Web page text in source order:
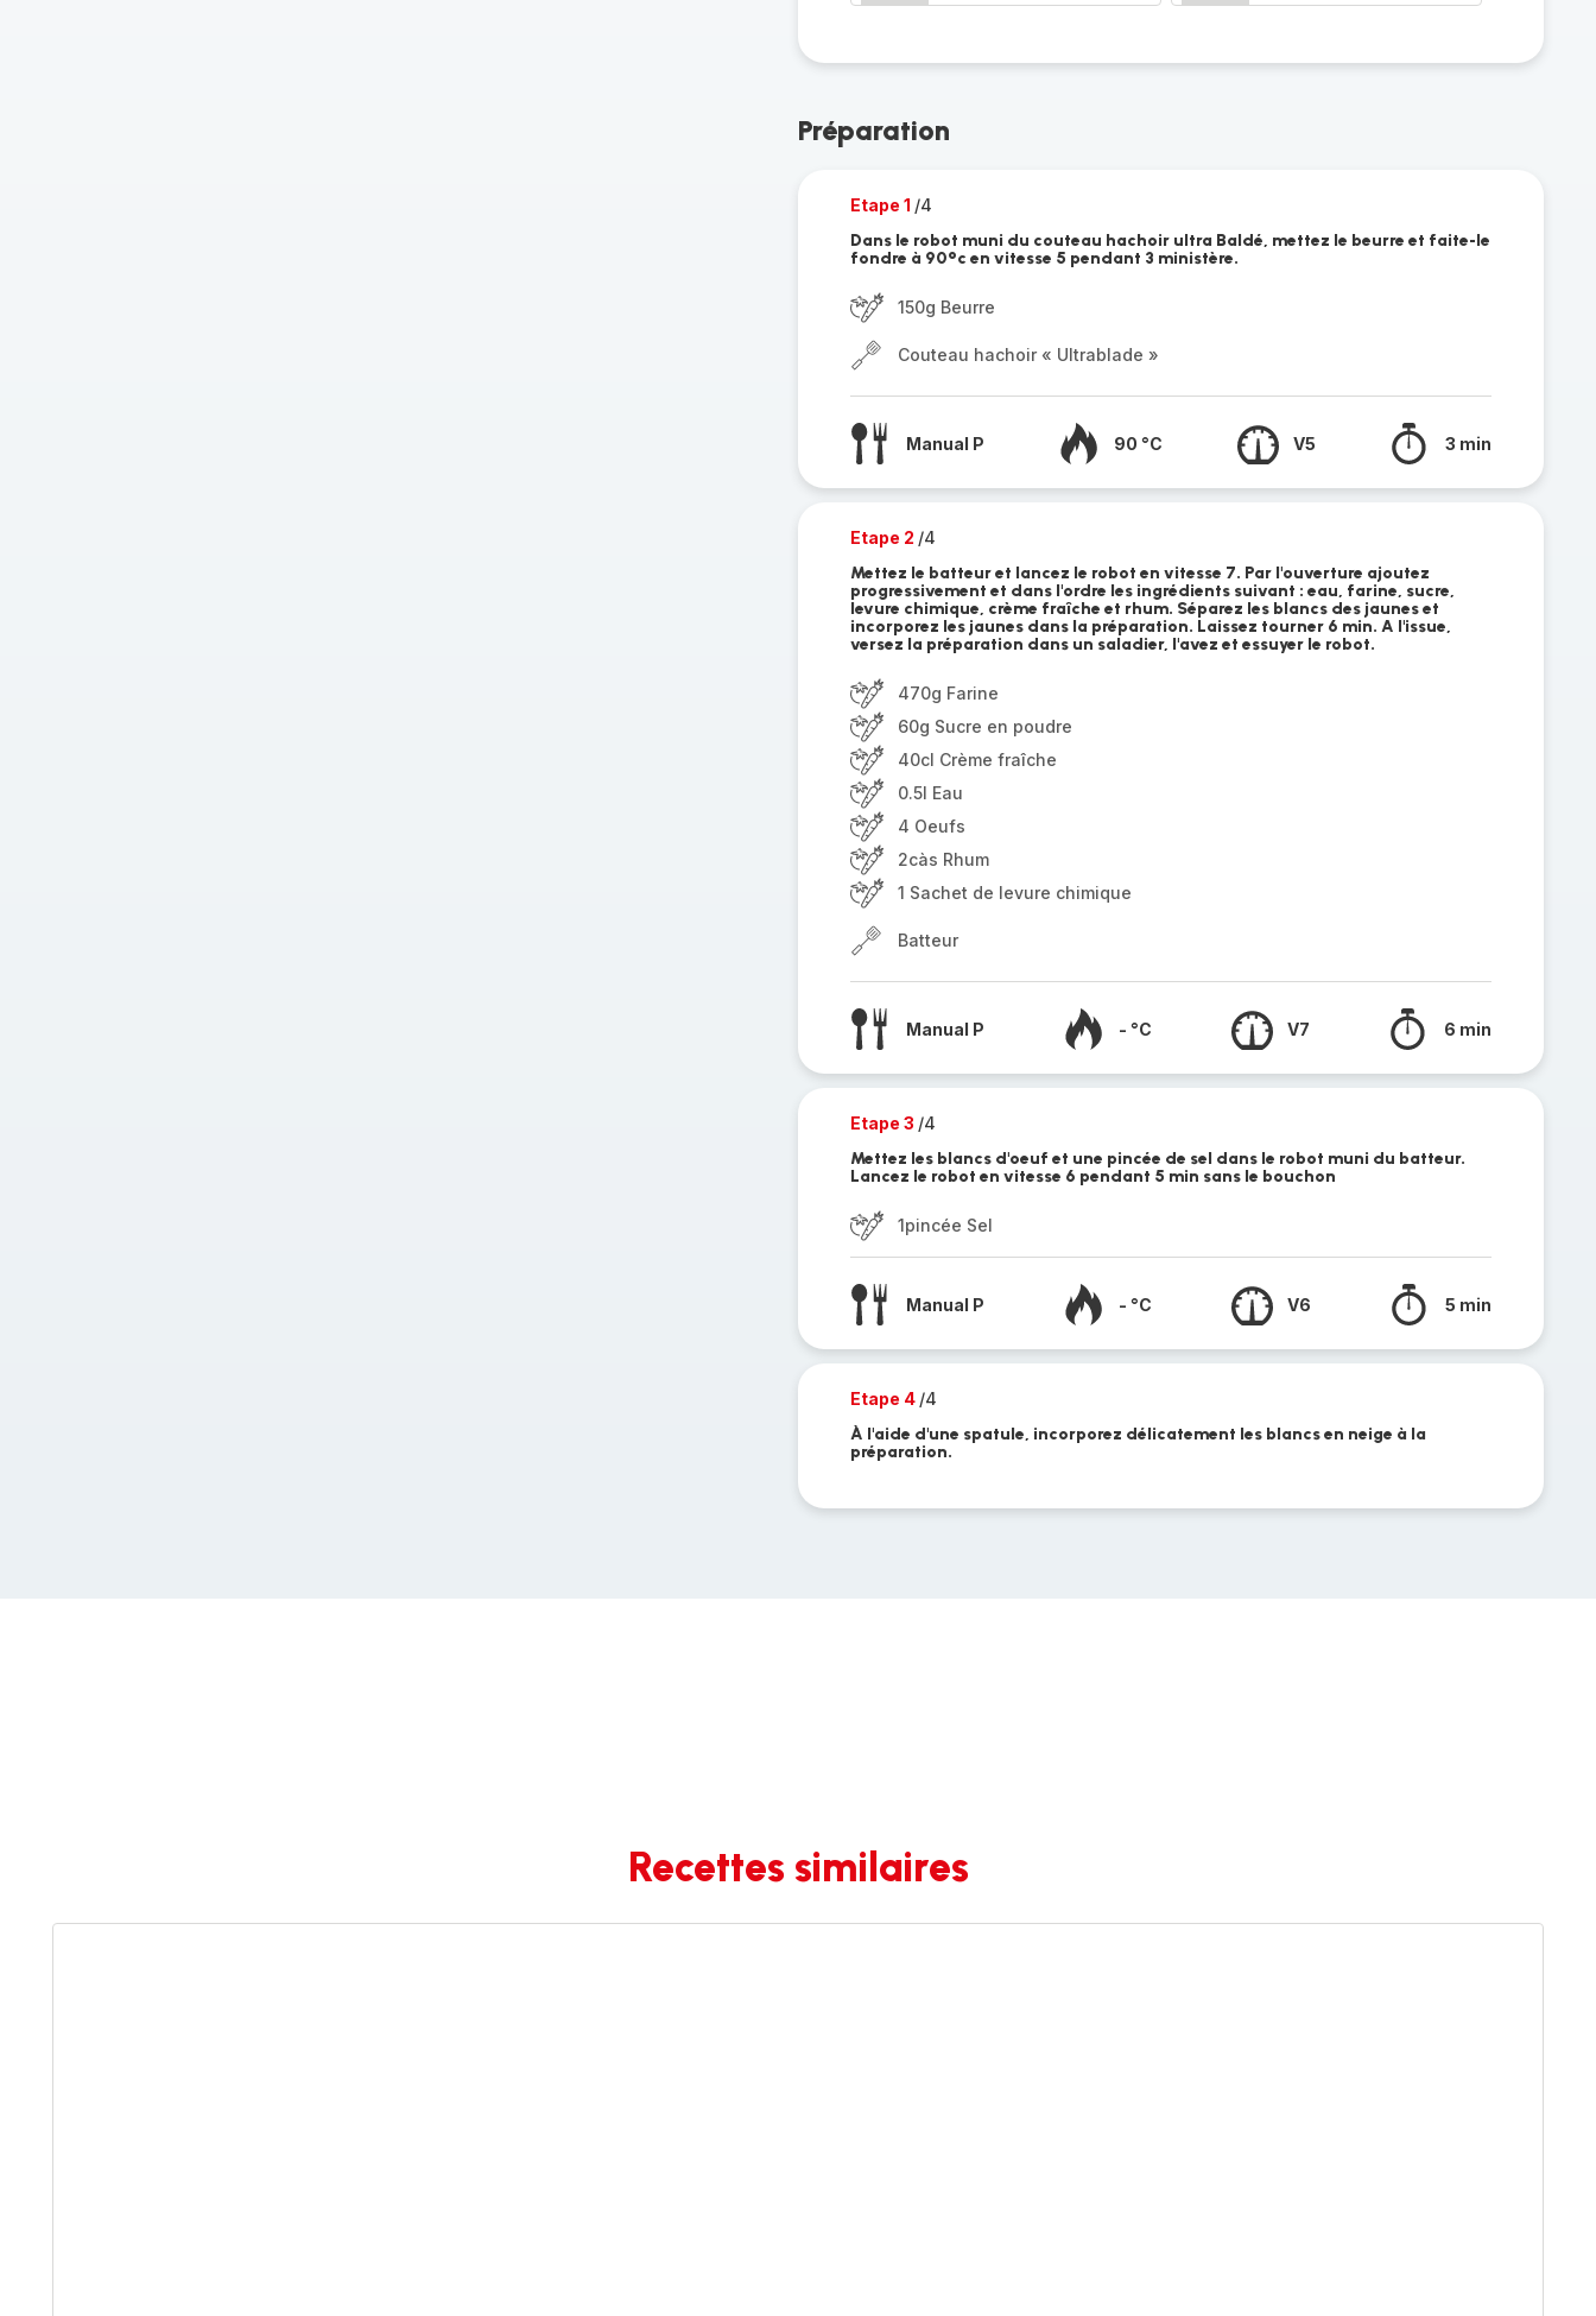
Préparation
Etape 1 /4
Dans le robot muni du couteau hachoir ultra Baldé, mettez le beurre et faite-le
fondre à 90°c en vitesse 5 pendant 3 ministère.
150g Beurre
Couteau hachoir « Ultrablade »
Manual P 90 °C V5 3 min
Etape 2 /4
Mettez le batteur et lancez le robot en vitesse 7. Par l'ouverture ajoutez
progressivement et dans l'ordre les ingrédients suivant : eau, farine, sucre,
levure chimique, crème fraîche et rhum. Séparez les blancs des jaunes et
incorporez les jaunes dans la préparation. Laissez tourner 6 min. A l'issue,
versez la préparation dans un saladier, l'avez et essuyer le robot.
470g Farine
60g Sucre en poudre
40cl Crème fraîche
0.5l Eau
4 Oeufs
2càs Rhum
1 Sachet de levure chimique
Batteur
Manual P - °C V7 6 min
Etape 3 /4
Mettez les blancs d'oeuf et une pincée de sel dans le robot muni du batteur.
Lancez le robot en vitesse 6 pendant 5 min sans le bouchon
1pincée Sel
Manual P - °C V6 5 min
Etape 4 /4
À l'aide d'une spatule, incorporez délicatement les blancs en neige à la
préparation.
Recettes similaires